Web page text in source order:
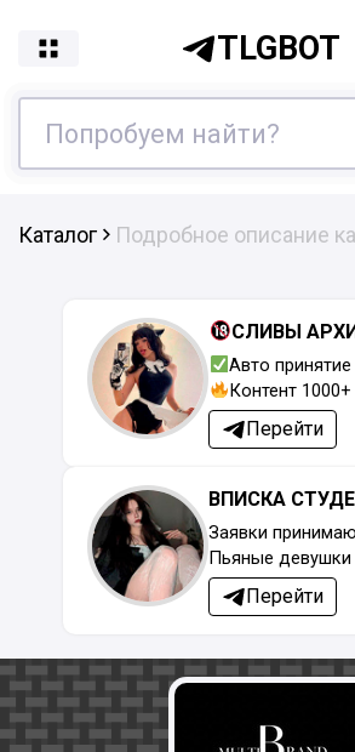
TLGBOT
Каталог Подробное описание
СЛИВЫ
Авто
Контент
Перейти
ВПИСКА
Заявки
Пьяные девушки
Перейти